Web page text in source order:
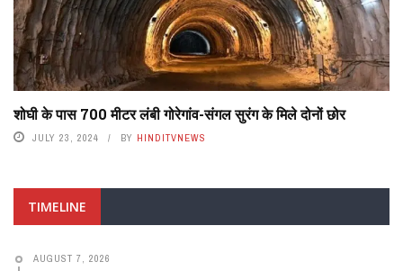
शोघी के पास 700 मीटर लंबी गोरेगांव-संगल सुरंग के मिले दोनों छोर
JULY 23, 2024 BY HINDITVNEWS
TIMELINE
AUGUST 7, 2026